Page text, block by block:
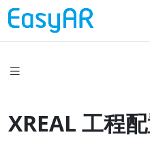
XREAL 工程